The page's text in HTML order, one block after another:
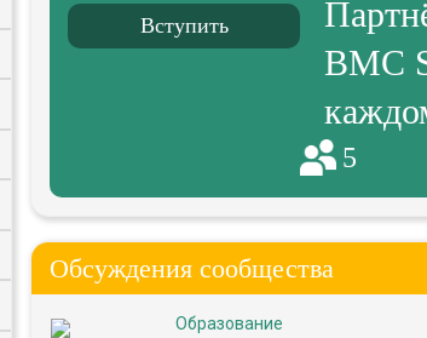
Вступить
BMC
5
Обсуждения сообщества
Образование